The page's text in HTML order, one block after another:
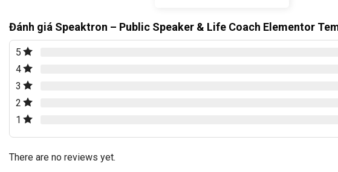
Đánh giá Speaktron – Public Speaker & Life Coach Elementor
5
4
3
2
1
There are no reviews yet.